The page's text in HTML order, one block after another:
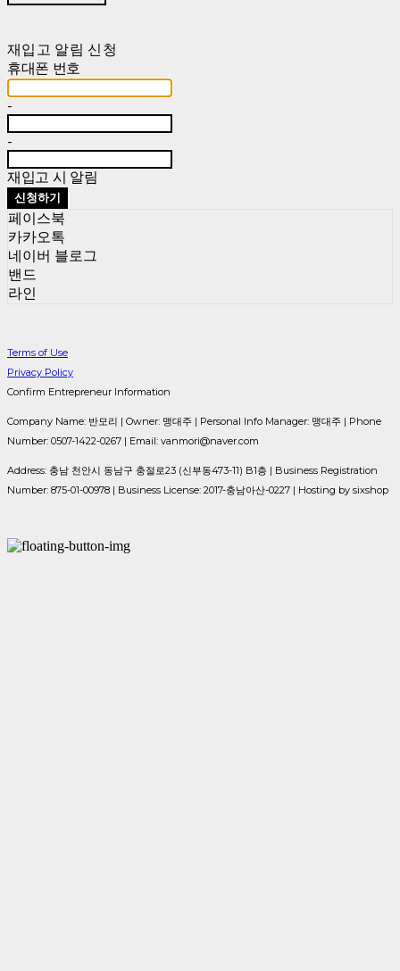
재입고 알림 신청
휴대폰 번호
-
-
재입고 시 알림
신청하기
페이스북
카카오톡
네이버 블로그
밴드
라인
Terms of Use
Privacy Policy
Confirm Entrepreneur Information
Company Name: 반모리 | Owner: 맹대주 | Personal Info Manager: 맹대주 | Phone
Number: 0507-1422-0267 | Email: vanmori@naver.com
Address: 충남 천안시 동남구 충절로23 (신부동473-11) B1층 | Business Registration
Number: 875-01-00978 | Business License: 2017-충남아산-0227 | Hosting by sixshop